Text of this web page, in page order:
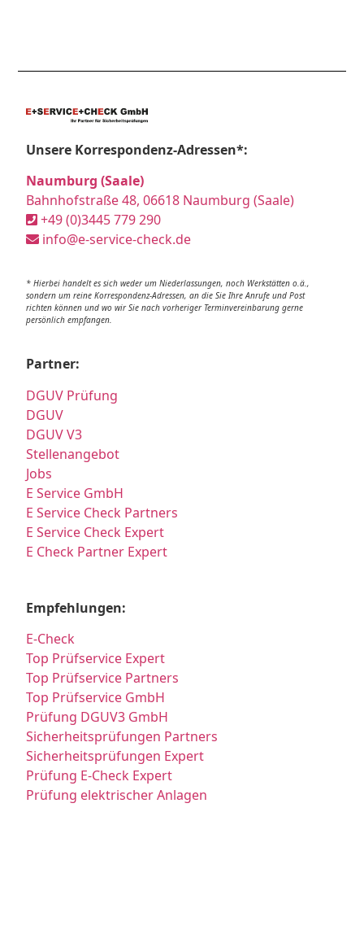
Unsere Korrespondenz-Adressen*:
Naumburg (Saale)
Bahnhofstraße 48, 06618 Naumburg (Saale)
+49 (0)3445 779 290
info@e-service-check.de
* Hierbei handelt es sich weder um Niederlassungen, noch Werkstätten o.ä.,
sondern um reine Korrespondenz-Adressen, an die Sie Ihre Anrufe und Post
richten können und wo wir Sie nach vorheriger Terminvereinbarung gerne
persönlich empfangen.
Partner:
DGUV Prüfung
DGUV
DGUV V3
Stellenangebot
Jobs
E Service GmbH
E Service Check Partners
E Service Check Expert
E Check Partner Expert
Empfehlungen:
E-Check
Top Prüfservice Expert
Top Prüfservice Partners
Top Prüfservice GmbH
Prüfung DGUV3 GmbH
Sicherheitsprüfungen Partners
Sicherheitsprüfungen Expert
Prüfung E-Check Expert
Prüfung elektrischer Anlagen